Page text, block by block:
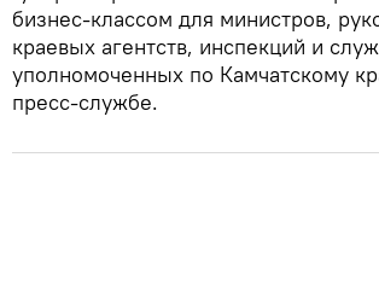
бизнес-классом для министров,
краевых агентств, инспекций и
уполномоченных по Камчатскому
пресс-службе.